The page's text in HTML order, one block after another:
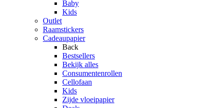
Baby
Kids
Outlet
Raamstickers
Cadeaupapier
Back
Bestsellers
Bekijk alles
Consumentenrollen
Cellofaan
Kids
Zijde vloeipapier